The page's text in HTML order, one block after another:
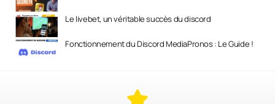
Le livebet, un véritable succès du discord
Fonctionnement du Discord MediaPronos : Le Guide !